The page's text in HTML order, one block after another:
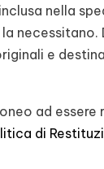
nella
necessitano.
e
ad essere
di